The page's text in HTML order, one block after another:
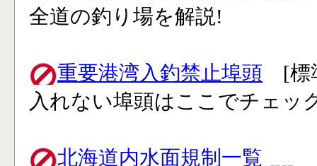
全道の釣り場を解説!
重要港湾入釣禁止埠頭 [標
入れない埠頭はここでチェッ
北海道内水面規制一覧